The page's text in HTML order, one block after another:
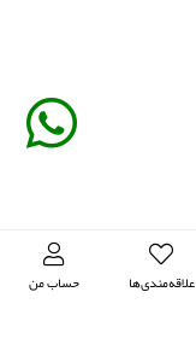
علاقه‌مندی‌ها حساب من